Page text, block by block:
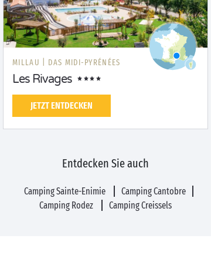
MILLAU | DAS MIDI-PYRÉNÉES
Les Rivages
JETZT ENTDECKEN
Entdecken Sie auch
Camping Sainte-Enimie
Camping Cantobre
Camping Rodez
Camping Creissels